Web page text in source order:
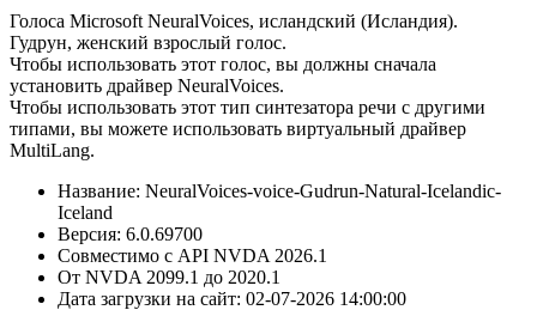
Голоса Microsoft NeuralVoices, исландский (Исландия).
Гудрун, женский взрослый голос.
Чтобы использовать этот голос, вы должны сначала
установить драйвер NeuralVoices.
Чтобы использовать этот тип синтезатора речи с другими
типами, вы можете использовать виртуальный драйвер
MultiLang.
Название: NeuralVoices-voice-Gudrun-Natural-Icelandic-
Iceland
Версия: 6.0.69700
Совместимо с API NVDA 2026.1
От NVDA 2099.1 до 2020.1
Дата загрузки на сайт: 02-07-2026 14:00:00